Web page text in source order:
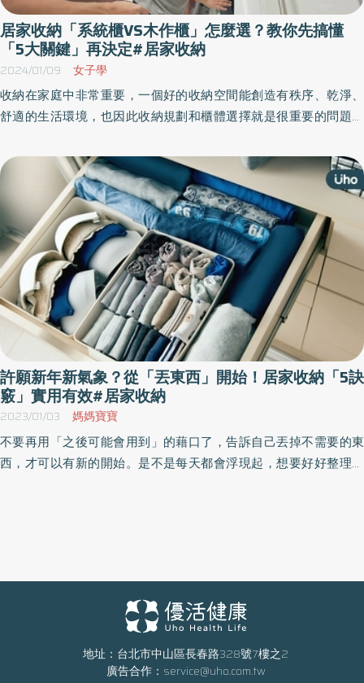
居家收納「系統櫃VS木作櫃」怎麼選？教你先搞懂
「5大關鍵」再決定#居家收納
2024/01/09 女子學
收納在家庭中非常重要，一個好的收納空間能創造有秩序、乾淨、
舒適的生活環境，也因此收納規劃和櫃體選擇就是很重要的問題，
境，取決於使用需求、預算和個人喜好。到底是系統櫃好還是木作
櫃好？以下5點是關於兩種櫃體的優缺點大解析。
許願新年新氣象？從「丟東西」開始！居家收納「5訣
竅」實用有效#居家收納
2023/01/03 媽媽寶寶
不要再用「之後可能會用到」的藉口了，告訴自己丟掉不需要的東
西，才可以有新的開始。是不是每天都會浮現起，想要好好整理凌
地址：台北市中山區長春路328號7樓之2
廣告合作： service@uho.com.tw